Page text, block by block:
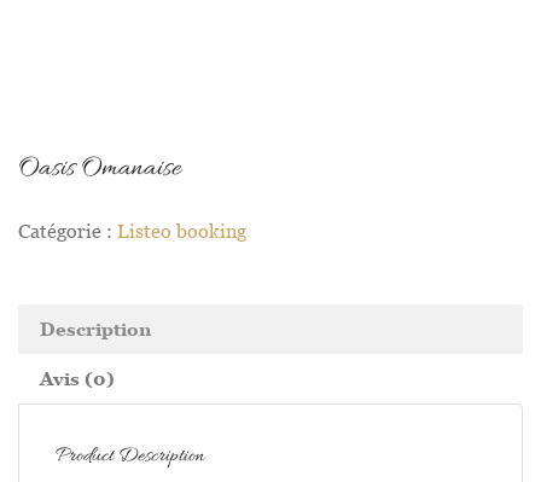
Oasis Omanaise
Catégorie : Listeo booking
Description
Avis (0)
Product Description